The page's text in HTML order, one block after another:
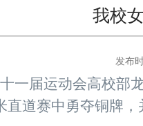
我校
发布
一届运动会高校部
直道赛中勇夺铜牌，